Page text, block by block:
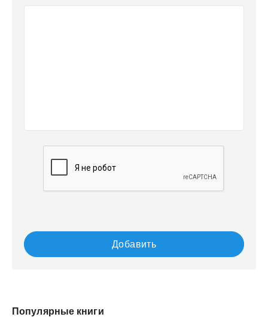
Добавить
Популярные книги